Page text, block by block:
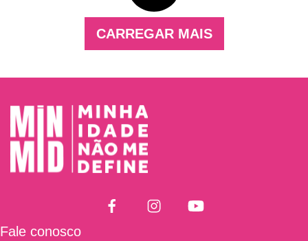
CARREGAR MAIS
Fale conosco